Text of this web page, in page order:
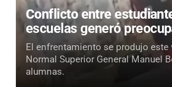
Conflicto entre
escuelas generó
El enfrentamiento se produjo
Normal Superior General Manuel
alumnas.